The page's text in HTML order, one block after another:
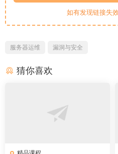
如有发现链接失
服务器运维 漏洞与安全
猜你喜欢